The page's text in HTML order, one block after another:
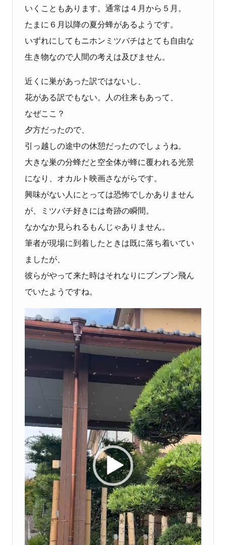
いくこともあります。通常は４月から５月。
たまに６月以降の夏分蜂があるようです。
いずれにしてもニホンミツバチはとても自由な
生き物なので人間の考えは及びません。
近くに巣があった訳ではないし、
花がある訳でもない。人の往来もあって、
なぜここ？
夕方だったので、
引っ越しの途中の休憩だったのでしょうね。
大きな巣の分蜂だと空全体が蜂に覆われる光景
になり、オカルト映画さながらです。
興味がない人にとっては恐怖でしかありません
が、ミツバチ好きには奇跡の瞬間。
なかなか見られるもんじゃありません。
筆者が現場に到着したときは既に落ち着いてい
ましたが、
彼らがやって来た時はそれなりにブンブン飛ん
でいたようですね。
動画プレーヤー